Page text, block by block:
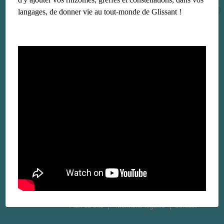
langages, de donner vie au tout-monde de Glissant !
Plan du site Mentions légales Contact